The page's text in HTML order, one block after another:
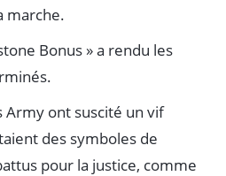
marche.
Bonus » a rendu les
Army ont suscité un vif
des symboles de
pour la justice, comme